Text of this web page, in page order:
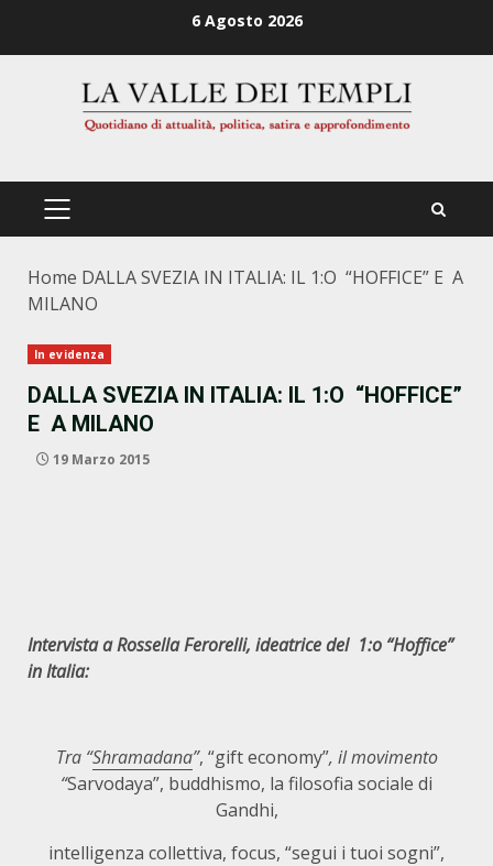
6 Agosto 2026
PRIMÄRES
Home DALLA SVEZIA IN ITALIA: IL 1:O “HOFFICE” E A
MILANO
In evidenza
DALLA SVEZIA IN ITALIA: IL 1:O “HOFFICE”
E A MILANO
19 Marzo 2015
Intervista a Rossella Ferorelli, ideatrice del 1:o “Hoffice”
in Italia:
Tra “Shramadana”, “gift economy”, il movimento
“Sarvodaya”, buddhismo, la filosofia sociale di
Gandhi,
intelligenza collettiva, focus, “segui i tuoi sogni”,